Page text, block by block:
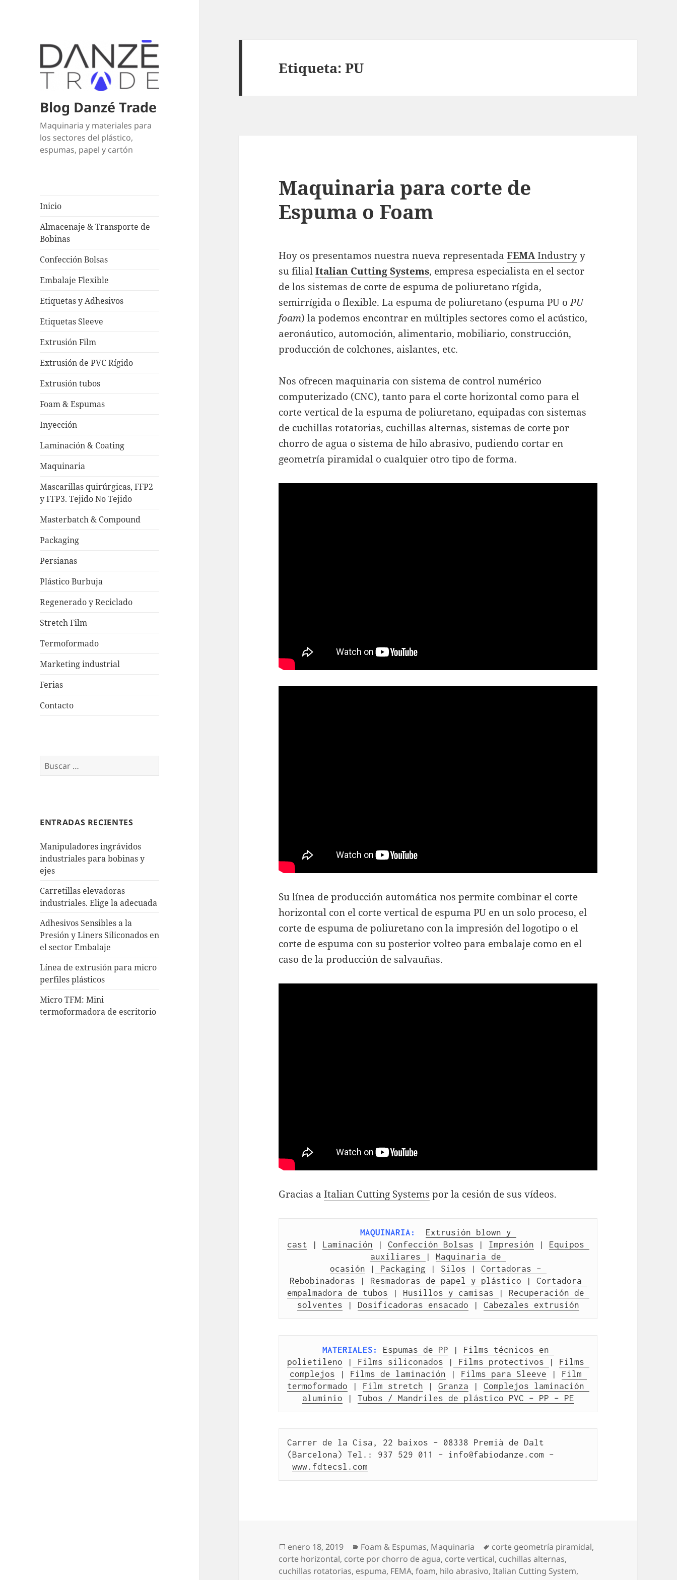
Blog Danzé Trade
Maquinaria y materiales para
los sectores del plástico,
espumas, papel y cartón
Inicio
Almacenaje & Transporte de
Bobinas
Confección Bolsas
Embalaje Flexible
Etiquetas y Adhesivos
Etiquetas Sleeve
Extrusión Film
Extrusión de PVC Rígido
Extrusión tubos
Foam & Espumas
Inyección
Laminación & Coating
Maquinaria
Mascarillas quirúrgicas, FFP2
y FFP3. Tejido No Tejido
Masterbatch & Compound
Packaging
Persianas
Plástico Burbuja
Regenerado y Reciclado
Stretch Film
Termoformado
Marketing industrial
Ferias
Contacto
Buscar:
ENTRADAS RECIENTES
Manipuladores ingrávidos
industriales para bobinas y
ejes
Carretillas elevadoras
industriales. Elige la adecuada
Adhesivos Sensibles a la
Presión y Liners Siliconados en
el sector Embalaje
Línea de extrusión para micro
perfiles plásticos
Micro TFM: Mini
termoformadora de escritorio
Etiqueta:PU
Maquinaria para corte de
Espuma o Foam
Hoy os presentamos nuestra nueva representadaFEMAIndustryy
su filialItalian Cutting Systems, empresa especialista en el sector
de los sistemas de corte de espuma de poliuretano rígida,
semirrígida o flexible. La espuma de poliuretano (espuma PU oPU
foam) la podemos encontrar enmúltiples sectores como el acústico,
aeronáutico, automoción, alimentario, mobiliario, construcción,
producción de colchones, aislantes, etc.
Nos ofrecen maquinaria con sistema de control numérico
computerizado (CNC), tanto para el corte horizontal como para el
corte vertical de la espuma de poliuretano, equipadas con sistemas
de cuchillas rotatorias, cuchillas alternas, sistemas de corte por
chorro de agua o sistema de hilo abrasivo, pudiendo cortar en
geometría piramidal o cualquier otro tipo de forma.
Su línea de producción automática nos permite combinar el corte
horizontal con el corte vertical de espuma PU en un solo proceso, el
corte de espuma de poliuretano con la impresión del logotipo o el
corte de espuma con su posterior volteo para embalaje como en el
caso de la producción de salvauñas.
Gracias a Italian Cutting Systems por la cesión de sus vídeos.
MAQUINARIA:
Extrusión blown y
cast | Laminación | Confección Bolsas | Impresión | Equipos
auxiliares
| Maquinaria de
ocasión | Packaging | Silos | Cortadoras –
Rebobinadoras | Resmadoras de papel y plástico | Cortadora
empalmadora de tubos | Husillos y camisas | Recuperación de
solventes | Dosificadoras ensacado | Cabezales extrusión
MATERIALES: Espumas de PP | Films técnicos en
polietileno | Films siliconados | Films protectivos | Films
complejos | Films de laminación | Films para Sleeve | Film
termoformado | Film stretch | Granza | Complejos laminación
aluminio | Tubos / Mandriles de plástico PVC – PP – PE
Carrer de la Cisa, 22 baixos – 08338 Premià de Dalt
(Barcelona) Tel.: 937 529 011 – info@fabiodanze.com –
www.fdtecsl.com
Publicado
el
enero 18, 2019 Categorías
Foam & Espumas, Maquinaria Etiquetas
corte geometría piramidal,
corte horizontal, corte por chorro de agua, corte vertical, cuchillas alternas,
cuchillas rotatorias, espuma, FEMA,foam, hilo abrasivo,Italian Cutting System,